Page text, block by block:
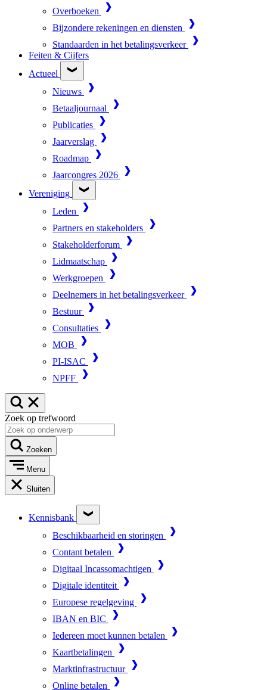
Overboeken
Bijzondere rekeningen en diensten
Standaarden in het betalingsverkeer
Feiten & Cijfers
Actueel
Nieuws
Betaaljournaal
Publicaties
Jaarverslag
Roadmap
Jaarcongres 2026
Vereniging
Leden
Partners en stakeholders
Stakeholderforum
Lidmaatschap
Werkgroepen
Deelnemers in het betalingsverkeer
Bestuur
Consultaties
MOB
PI-ISAC
NPFF
Zoek op trefwoord
Zoeken
Menu
Sluiten
Kennisbank
Beschikbaarheid en storingen
Contant betalen
Digitaal Incassomachtigen
Digitale identiteit
Europese regelgeving
IBAN en BIC
Iedereen moet kunnen betalen
Kaartbetalingen
Marktinfrastructuur
Online betalen